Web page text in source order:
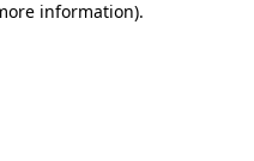
information).